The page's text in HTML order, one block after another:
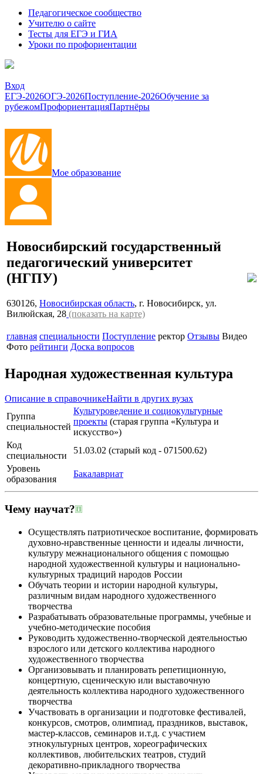
Педагогическое сообщество
Учителю о сайте
Тесты для ЕГЭ и ГИА
Уроки по профориентации
Вход
ЕГЭ-2026ОГЭ-2026Поступление-2026Обучение за
рубежомПрофориентацияПартнёры
Мое образование
Новосибирский государственный
педагогический университет
(НГПУ)
630126, Новосибирская область, г. Новосибирск, ул.
Вилюйская, 28 (показать на карте)
главная специальности Поступление ректор Отзывы Видео
Фото рейтинги Доска вопросов
Народная художественная культура
Описание в справочникеНайти в других вузах
Группа
специальностей
Культуроведение и социокультурные
проекты (старая группа «Культура и
искусство»)
Код
специальности
51.03.02 (старый код - 071500.62)
Уровень
образования
Бакалавриат
Чему научат?
Осуществлять патриотическое воспитание, формировать
духовно-нравственные ценности и идеалы личности,
культуру межнационального общения с помощью
народной художественной культуры и национально-
культурных традиций народов России
Обучать теории и истории народной культуры,
различным видам народного художественного
творчества
Разрабатывать образовательные программы, учебные и
учебно-методические пособия
Руководить художественно-творческой деятельностью
взрослого или детского коллектива народного
художественного творчества
Организовывать и планировать репетиционную,
концертную, сценическую или выставочную
деятельность коллектива народного художественного
творчества
Участвовать в организации и подготовке фестивалей,
конкурсов, смотров, олимпиад, праздников, выставок,
мастер-классов, семинаров и.т.д. с участием
этнокультурных центров, хореографических
коллективов, любительских театров, студий
декоративно-прикладного творчества